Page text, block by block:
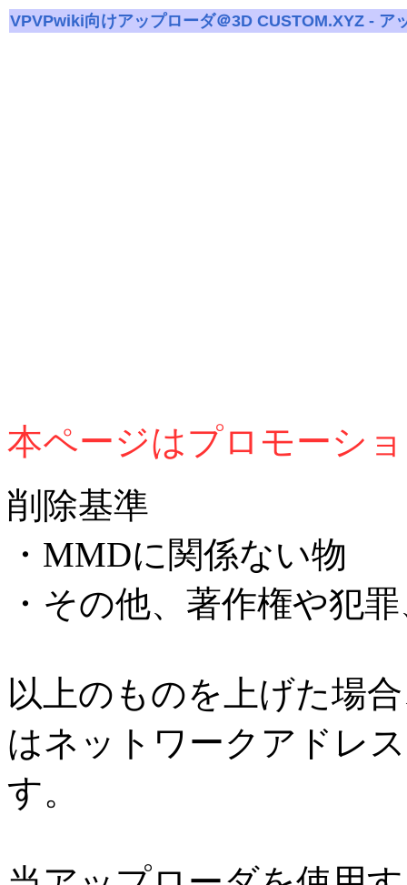
VPVPwiki向けアップローダ＠3D CUSTOM.XYZ - ア
本ページはプロモーシ
削除基準
・MMDに関係ない物
・その他、著作権や犯
以上のものを上げた場
はネットワークアドレ
す。